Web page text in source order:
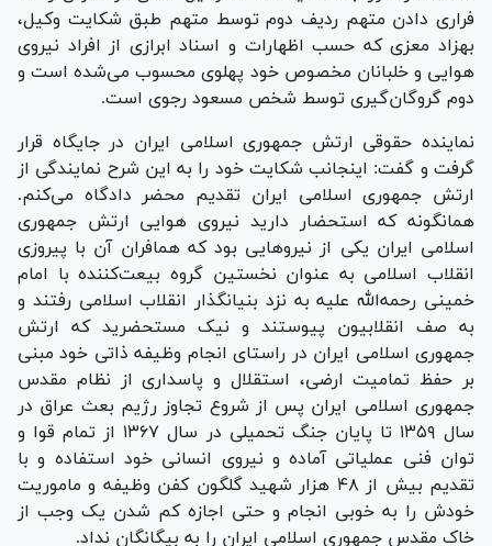
فراری دادن متهم ردیف دوم توسط متهم طبق شکایت وکیل،
بهزاد معزی که حسب اظهارات و اسناد ابرازی از افراد نیروی
هوایی و خلبانان مخصوص خود پهلوی محسوب می‌شده است و
دوم گروگان‌گیری توسط شخص مسعود رجوی است.
نماینده حقوقی ارتش جمهوری اسلامی ایران در جایگاه قرار
گرفت و گفت: اینجانب شکایت خود را به این شرح نمایندگی از
ارتش جمهوری اسلامی ایران تقدیم محضر دادگاه می‌کنم.
همانگونه که استحضار دارید نیروی هوایی ارتش جمهوری
اسلامی ایران یکی از نیرو‌هایی بود که همافران آن با پیروزی
انقلاب اسلامی به عنوان نخستین گروه بیعت‌کننده با امام
خمینی رحمه‌الله علیه به نزد بنیانگذار انقلاب اسلامی رفتند و
به صف انقلابیون پیوستند و نیک مستحضرید که ارتش
جمهوری اسلامی ایران در راستای انجام وظیفه ذاتی خود مبنی
بر حفظ تمامیت ارضی، استقلال و پاسداری از نظام مقدس
جمهوری اسلامی ایران پس از شروع تجاوز رژیم بعث عراق در
سال ۱۳۵۹ تا پایان جنگ تحمیلی در سال ۱۳۶۷ از تمام قوا و
توان فنی عملیاتی آماده و نیروی انسانی خود استفاده و با
تقدیم بیش از ۴۸ هزار شهید گلگون کفن وظیفه و ماموریت
خودش را به خوبی انجام و حتی اجازه کم شدن یک وجب از
خاک مقدس جمهوری اسلامی ایران را به بیگانگان نداد.